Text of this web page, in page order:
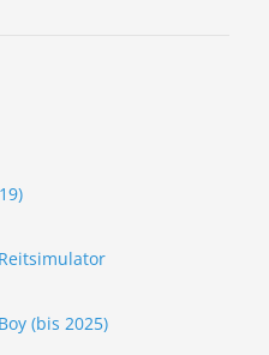
(bis 2025)